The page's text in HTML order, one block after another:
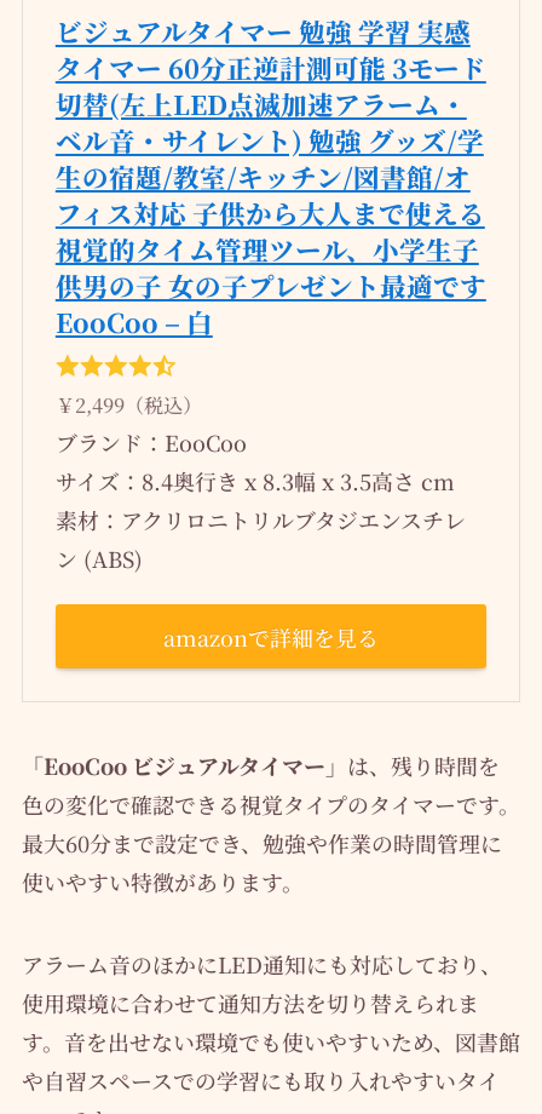
ビジュアルタイマー 勉強 学習 実感
タイマー 60分正逆計測可能 3モード
切替(左上LED点滅加速アラーム・
ベル音・サイレント) 勉強 グッズ/学
生の宿題/教室/キッチン/図書館/オ
フィス対応 子供から大人まで使える
視覚的タイム管理ツール、小学生子
供男の子 女の子プレゼント最適です
EooCoo – 白
￥2,499（税込）
ブランド：EooCoo
サイズ：8.4奥行き x 8.3幅 x 3.5高さ cm
素材：アクリロニトリルブタジエンスチレ
ン (ABS)
amazonで詳細を見る
「EooCoo ビジュアルタイマー」 は、残り時間を
色の変化で確認できる視覚タイプのタイマーです。
最大60分まで設定でき、勉強や作業の時間管理に
使いやすい特徴があります。
アラーム音のほかにLED通知にも対応しており、
使用環境に合わせて通知方法を切り替えられま
す。音を出せない環境でも使いやすいため、図書館
や自習スペースでの学習にも取り入れやすいタイ